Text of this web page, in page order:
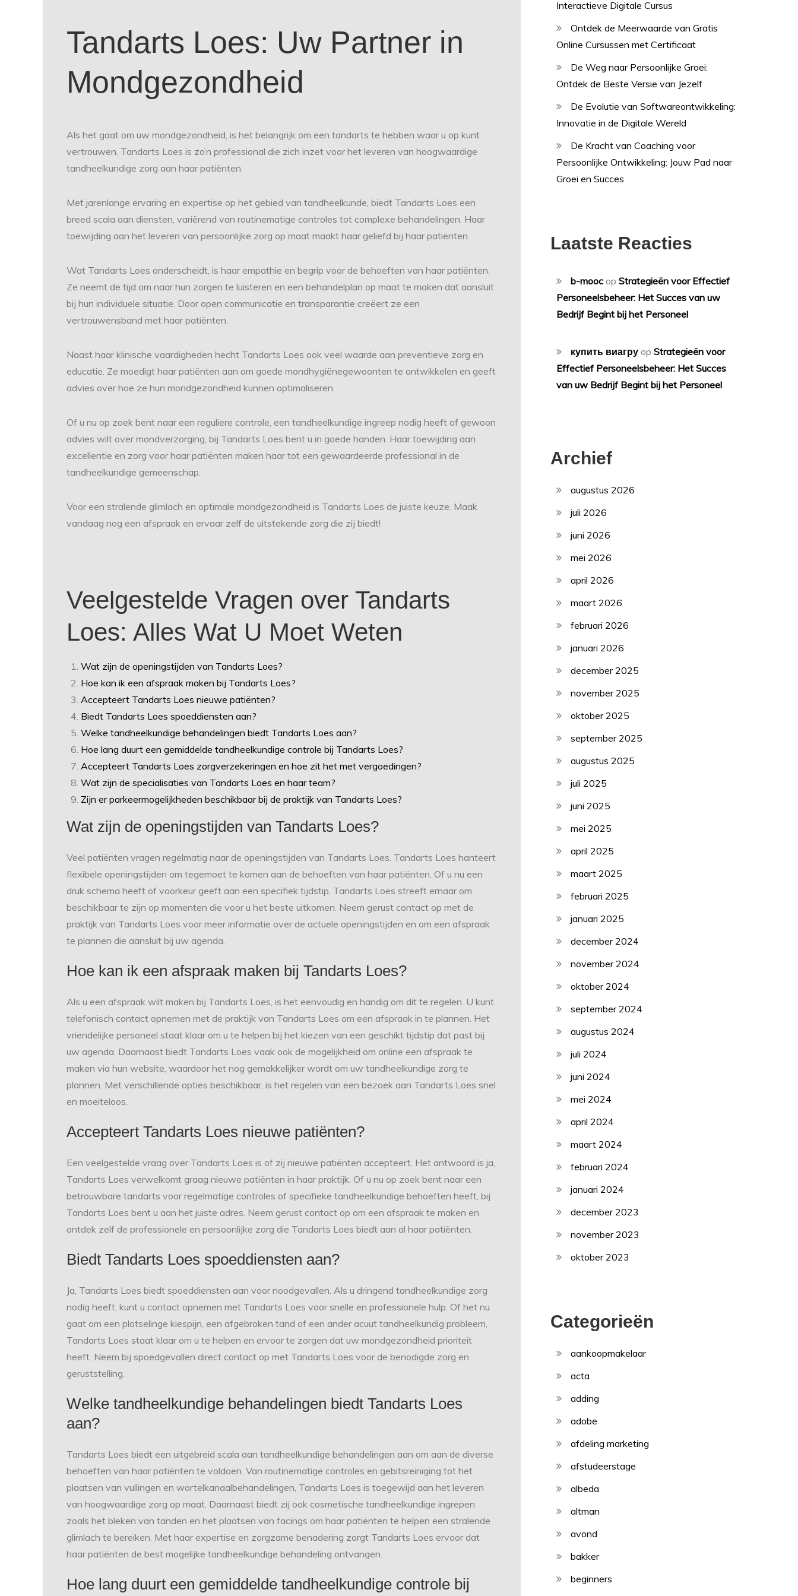
Tandarts Loes: Uw Partner in
Mondgezondheid
Als het gaat om uw mondgezondheid, is het belangrijk om een tandarts te hebben waar u op kunt
vertrouwen. Tandarts Loes is zo’n professional die zich inzet voor het leveren van hoogwaardige
tandheelkundige zorg aan haar patiënten.
Met jarenlange ervaring en expertise op het gebied van tandheelkunde, biedt Tandarts Loes een
breed scala aan diensten, variërend van routinematige controles tot complexe behandelingen. Haar
toewijding aan het leveren van persoonlijke zorg op maat maakt haar geliefd bij haar patiënten.
Wat Tandarts Loes onderscheidt, is haar empathie en begrip voor de behoeften van haar patiënten.
Ze neemt de tijd om naar hun zorgen te luisteren en een behandelplan op maat te maken dat aansluit
bij hun individuele situatie. Door open communicatie en transparantie creëert ze een
vertrouwensband met haar patiënten.
Naast haar klinische vaardigheden hecht Tandarts Loes ook veel waarde aan preventieve zorg en
educatie. Ze moedigt haar patiënten aan om goede mondhygiënegewoonten te ontwikkelen en geeft
advies over hoe ze hun mondgezondheid kunnen optimaliseren.
Of u nu op zoek bent naar een reguliere controle, een tandheelkundige ingreep nodig heeft of gewoon
advies wilt over mondverzorging, bij Tandarts Loes bent u in goede handen. Haar toewijding aan
excellentie en zorg voor haar patiënten maken haar tot een gewaardeerde professional in de
tandheelkundige gemeenschap.
Voor een stralende glimlach en optimale mondgezondheid is Tandarts Loes de juiste keuze. Maak
vandaag nog een afspraak en ervaar zelf de uitstekende zorg die zij biedt!
Veelgestelde Vragen over Tandarts
Loes: Alles Wat U Moet Weten
Wat zijn de openingstijden van Tandarts Loes?
Hoe kan ik een afspraak maken bij Tandarts Loes?
Accepteert Tandarts Loes nieuwe patiënten?
Biedt Tandarts Loes spoeddiensten aan?
Welke tandheelkundige behandelingen biedt Tandarts Loes aan?
Hoe lang duurt een gemiddelde tandheelkundige controle bij Tandarts Loes?
Accepteert Tandarts Loes zorgverzekeringen en hoe zit het met vergoedingen?
Wat zijn de specialisaties van Tandarts Loes en haar team?
Zijn er parkeermogelijkheden beschikbaar bij de praktijk van Tandarts Loes?
Wat zijn de openingstijden van Tandarts Loes?
Veel patiënten vragen regelmatig naar de openingstijden van Tandarts Loes. Tandarts Loes hanteert
flexibele openingstijden om tegemoet te komen aan de behoeften van haar patiënten. Of u nu een
druk schema heeft of voorkeur geeft aan een specifiek tijdstip, Tandarts Loes streeft ernaar om
beschikbaar te zijn op momenten die voor u het beste uitkomen. Neem gerust contact op met de
praktijk van Tandarts Loes voor meer informatie over de actuele openingstijden en om een afspraak
te plannen die aansluit bij uw agenda.
Hoe kan ik een afspraak maken bij Tandarts Loes?
Als u een afspraak wilt maken bij Tandarts Loes, is het eenvoudig en handig om dit te regelen. U kunt
telefonisch contact opnemen met de praktijk van Tandarts Loes om een afspraak in te plannen. Het
vriendelijke personeel staat klaar om u te helpen bij het kiezen van een geschikt tijdstip dat past bij
uw agenda. Daarnaast biedt Tandarts Loes vaak ook de mogelijkheid om online een afspraak te
maken via hun website, waardoor het nog gemakkelijker wordt om uw tandheelkundige zorg te
plannen. Met verschillende opties beschikbaar, is het regelen van een bezoek aan Tandarts Loes snel
en moeiteloos.
Accepteert Tandarts Loes nieuwe patiënten?
Een veelgestelde vraag over Tandarts Loes is of zij nieuwe patiënten accepteert. Het antwoord is ja,
Tandarts Loes verwelkomt graag nieuwe patiënten in haar praktijk. Of u nu op zoek bent naar een
betrouwbare tandarts voor regelmatige controles of specifieke tandheelkundige behoeften heeft, bij
Tandarts Loes bent u aan het juiste adres. Neem gerust contact op om een afspraak te maken en
ontdek zelf de professionele en persoonlijke zorg die Tandarts Loes biedt aan al haar patiënten.
Biedt Tandarts Loes spoeddiensten aan?
Ja, Tandarts Loes biedt spoeddiensten aan voor noodgevallen. Als u dringend tandheelkundige zorg
nodig heeft, kunt u contact opnemen met Tandarts Loes voor snelle en professionele hulp. Of het nu
gaat om een plotselinge kiespijn, een afgebroken tand of een ander acuut tandheelkundig probleem,
Tandarts Loes staat klaar om u te helpen en ervoor te zorgen dat uw mondgezondheid prioriteit
heeft. Neem bij spoedgevallen direct contact op met Tandarts Loes voor de benodigde zorg en
geruststelling.
Welke tandheelkundige behandelingen biedt Tandarts Loes
aan?
Tandarts Loes biedt een uitgebreid scala aan tandheelkundige behandelingen aan om aan de diverse
behoeften van haar patiënten te voldoen. Van routinematige controles en gebitsreiniging tot het
plaatsen van vullingen en wortelkanaalbehandelingen, Tandarts Loes is toegewijd aan het leveren
van hoogwaardige zorg op maat. Daarnaast biedt zij ook cosmetische tandheelkundige ingrepen
zoals het bleken van tanden en het plaatsen van facings om haar patiënten te helpen een stralende
glimlach te bereiken. Met haar expertise en zorgzame benadering zorgt Tandarts Loes ervoor dat
haar patiënten de best mogelijke tandheelkundige behandeling ontvangen.
Hoe lang duurt een gemiddelde tandheelkundige controle bij
Interactieve Digitale Cursus
Ontdek de Meerwaarde van Gratis
Online Cursussen met Certificaat
De Weg naar Persoonlijke Groei:
Ontdek de Beste Versie van Jezelf
De Evolutie van Softwareontwikkeling:
Innovatie in de Digitale Wereld
De Kracht van Coaching voor
Persoonlijke Ontwikkeling: Jouw Pad naar
Groei en Succes
Laatste Reacties
b-mooc op Strategieën voor Effectief
Personeelsbeheer: Het Succes van uw
Bedrijf Begint bij het Personeel
купить виагру op Strategieën voor
Effectief Personeelsbeheer: Het Succes
van uw Bedrijf Begint bij het Personeel
Archief
augustus 2026
juli 2026
juni 2026
mei 2026
april 2026
maart 2026
februari 2026
januari 2026
december 2025
november 2025
oktober 2025
september 2025
augustus 2025
juli 2025
juni 2025
mei 2025
april 2025
maart 2025
februari 2025
januari 2025
december 2024
november 2024
oktober 2024
september 2024
augustus 2024
juli 2024
juni 2024
mei 2024
april 2024
maart 2024
februari 2024
januari 2024
december 2023
november 2023
oktober 2023
Categorieën
aankoopmakelaar
acta
adding
adobe
afdeling marketing
afstudeerstage
albeda
altman
avond
bakker
beginners